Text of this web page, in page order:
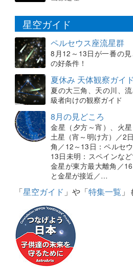
星空ガイド
ペルセウス座流星群
8月12～13日が一番の
の好条件！
夏休み 天体観察ガイド
夏の大三角、天の川、
級者向けの観察ガイド
8月の見どころ
金星（夕方～宵）、火星
土星（宵～明け方）／2
角／12～13日：ペルセ
13日未明：スペインな
金星が東方最大離角／
と金星が接近／…
「星空ガイド 」や「特集一覧